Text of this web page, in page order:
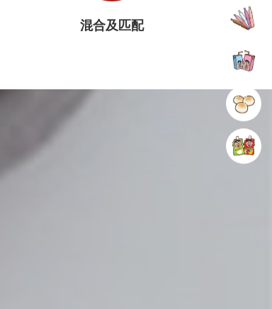
混合及匹配 冰品類
乳飲品
休閒食品
飲品